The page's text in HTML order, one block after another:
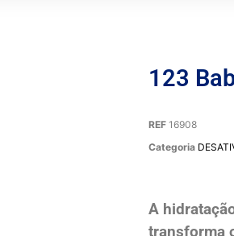
123
REF 16908
Categoria
A
transforma